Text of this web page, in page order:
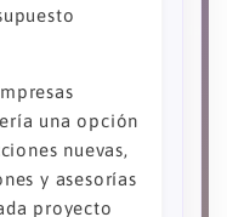
una opción
nuevas,
y asesorías
proyecto